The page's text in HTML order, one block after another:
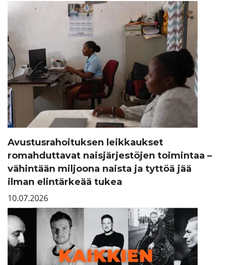
Avustusrahoituksen leikkaukset
romahduttavat naisjärjestöjen toimintaa –
vähintään miljoona naista ja tyttöä jää
ilman elintärkeää tukea
10.07.2026